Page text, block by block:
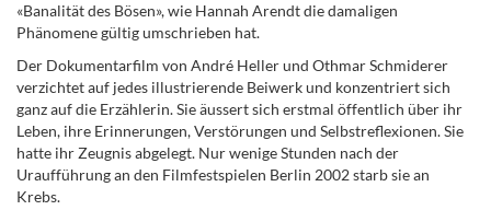
«Banalität des Bösen», wie Hannah Arendt die damaligen
Phänomene gültig umschrieben hat.
Der Dokumentarfilm von André Heller und Othmar Schmiderer
verzichtet auf jedes illustrierende Beiwerk und konzentriert sich
ganz auf die Erzählerin. Sie äussert sich erstmal öffentlich über ihr
Leben, ihre Erinnerungen, Verstörungen und Selbstreflexionen. Sie
hatte ihr Zeugnis abgelegt. Nur wenige Stunden nach der
Uraufführung an den Filmfestspielen Berlin 2002 starb sie an
Krebs.